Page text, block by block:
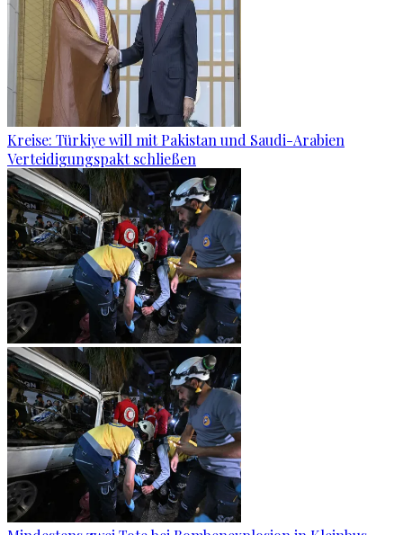
Kreise: Türkiye will mit Pakistan und Saudi-Arabien
Verteidigungspakt schließen